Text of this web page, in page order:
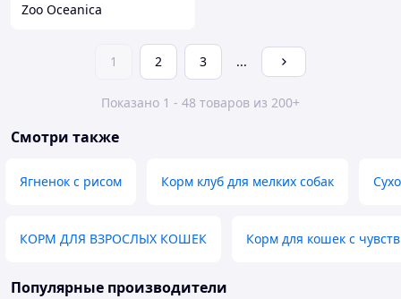
Zoo Oceanica
1 2 3 ...
Показано 1 - 48 товаров из 200+
Смотри также
Ягненок с рисом Корм клуб для мелких собак
КОРМ ДЛЯ ВЗРОСЛЫХ КОШЕК Корм для кошек с
Популярные производители